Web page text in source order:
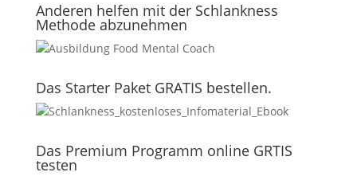
Anderen helfen mit der Schlankness
Methode abzunehmen
Das Starter Paket GRATIS bestellen.
Das Premium Programm online GRTIS
testen